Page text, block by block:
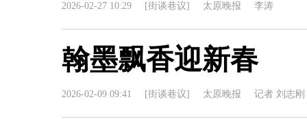
2026-02-27 10:29 [街谈巷议] 太原晚报 李涛
翰墨飘香迎新春
2026-02-09 09:41 [街谈巷议] 太原晚报 记者 刘志